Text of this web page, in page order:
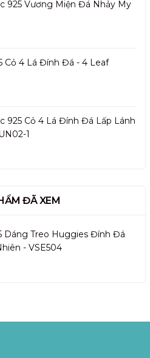
925 Vương Miện Đá Nhảy My
Cỏ 4 Lá Đính Đá - 4 Leaf
925 Cỏ 4 Lá Đính Đá Lấp Lánh
- VUN02-1
ĐÃ XEM
Dáng Treo Huggies Đính Đá
- VSE504